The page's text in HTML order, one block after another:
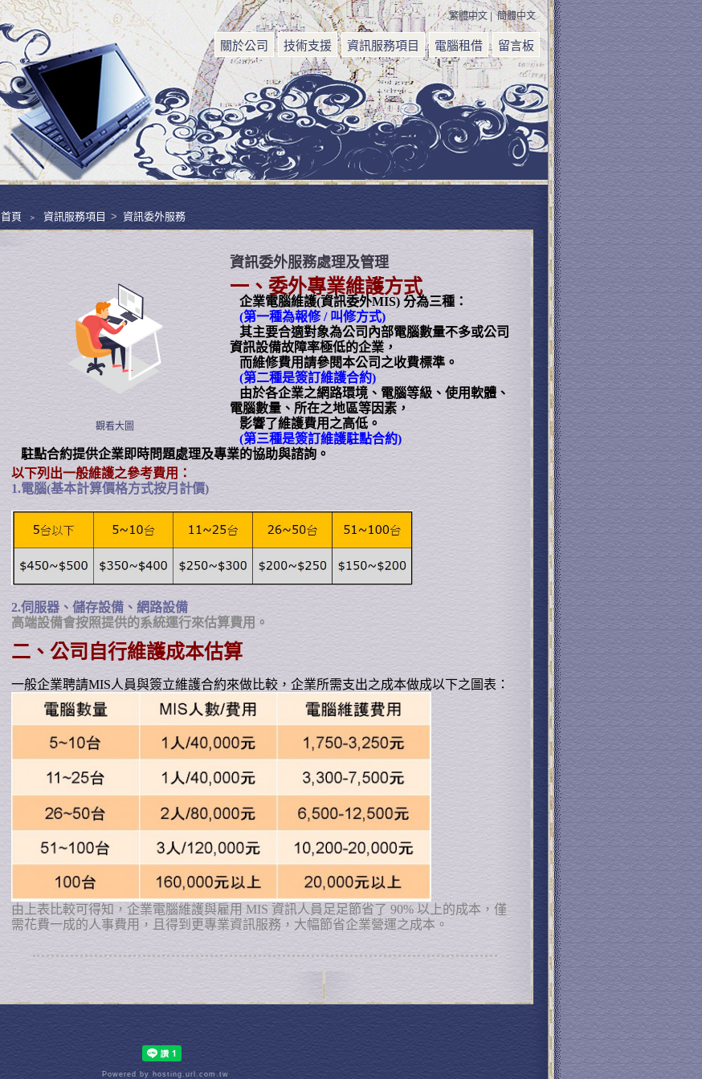
繁體中文 |簡體中文
關於公司 技術支援 資訊服務項目 電腦租借 留言板
首頁 ﹥ 資訊服務項目 > 資訊委外服務
觀看大圖
資訊委外服務處理及管理
一、委外專業維護方式
企業電腦維護(資訊委外MIS) 分為三種：
(第一種為報修 / 叫修方式)
其主要合適對象為公司內部電腦數量不多或公司
資訊設備故障率極低的企業，
而維修費用請參閱本公司之收費標準。
(第二種是簽訂維護合約)
由於各企業之網路環境、電腦等級、使用軟體、
電腦數量、所在之地區等因素，
影響了維護費用之高低。
(第三種是簽訂維護駐點合約)
駐點合約提供企業即時問題處理及專業的協助與諮詢。
以下列出一般維護之參考費用：
1.電腦(基本計算價格方式按月計價)
2.伺服器、儲存設備、網路設備
高端設備會按照提供的系統運行來估算費用。
二、公司自行維護成本估算
一般企業聘請MIS人員與簽立維護合約來做比較，企業所需支出之成本做成以下之圖表：
由上表比較可得知，企業電腦維護與雇用 MIS 資訊人員足足節省了 90% 以上的成本，僅
需花費一成的人事費用，且得到更專業資訊服務，大幅節省企業營運之成本。
Powered by hosting.url.com.tw